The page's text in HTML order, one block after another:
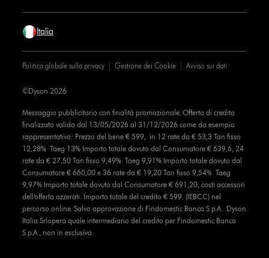
Italia
Politica globale sulla privacy Gestione dei Cookie Avviso sui dati
Messaggio pubblicitario con finalità promozionale. Offerta di credito
finalizzato valida dal 13/05/2026 al 31/12/2026 come da esempio
rappresentativo: Prezzo del bene € 599, in 12 rate da € 53,3 Tan fisso
12,28% Taeg 13% Importo totale dovuto dal Consumatore € 639,6, 24
rate da € 27,50 Tan fisso 9,49% Taeg 9,91% Importo totale dovuto dal
Consumatore € 660,00 e 36 rate da € 19,20 Tan fisso 9,54% Taeg
9,97% Importo totale dovuto dal Consumatore € 691,20, costi accessori
dell’offerta azzerati. Importo totale del credito € 599. (IEBCC) nel
percorso online. Salvo approvazione di Findomestic Banca S.p.A.. Dyson
Italia Srlopera quale intermediario del credito per Findomestic Banca
S.p.A., non in esclusiva.
©Dyson 2026